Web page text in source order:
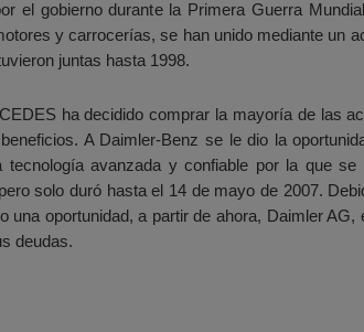
el gobierno durante la Primera Guerra
y carrocerías, se han unido mediante un
juntas hasta 1998.
ha decidido comprar la mayoría de las
A Daimler-Benz se le dio la
tecnología avanzada y confiable por la que
solo duró hasta el 14 de mayo de 2007.
oportunidad, a partir de ahora, Daimler
deudas.